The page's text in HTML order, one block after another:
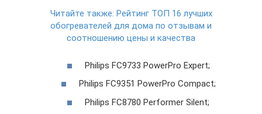
Читайте также: Рейтинг ТОП 16 лучших
обогревателей для дома по отзывам и
соотношению цены и качества
Philips FC9733 PowerPro Expert;
Philips FC9351 PowerPro Compact;
Philips FC8780 Performer Silent;